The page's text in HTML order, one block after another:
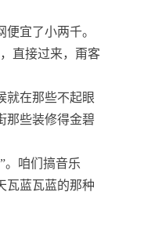
宜了小两千。
直接过来，甭客
就在那些不起眼
那些装修得金碧
。咱们搞音乐
瓦蓝瓦蓝的那种